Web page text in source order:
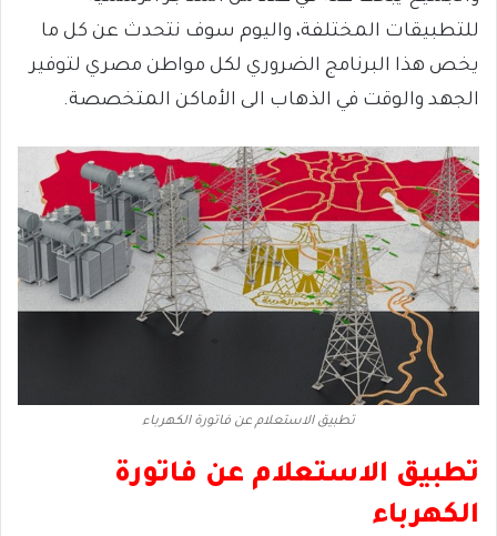
للتطبيقات المختلفة، واليوم سوف نتحدث عن كل ما
يخص هذا البرنامج الضروري لكل مواطن مصري لتوفير
الجهد والوقت في الذهاب الى الأماكن المتخصصة.
تطبيق الاستعلام عن فاتورة الكهرباء
تطبيق الاستعلام عن فاتورة
الكهرباء